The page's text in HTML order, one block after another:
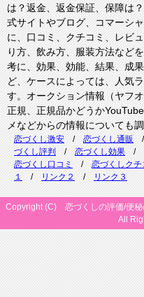
は？返金、返金保証、保障は
式サイトやブログ、コマーシ
に、口コミ、クチコミ、レビ
り方、飲み方、服装方法など
考に、効果、効能、結果、成
ど、ケースによっては、人気
す。オークション情報（ヤフ
正規、正規品かどうか
メなどからの情報についても
恋づくし激安 / 恋づくし通販
づくし評判 / 恋づくし効果 /
恋づくし口コミ
/ 恋づくしクチ
１
/ リンク２ / リンク３
Copyright (C) 恋づくしの評価/便秘
All